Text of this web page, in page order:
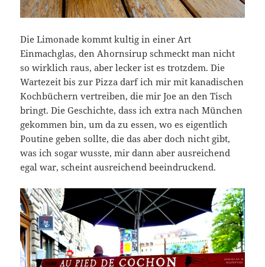
Die Limonade kommt kultig in einer Art
Einmachglas, den Ahornsirup schmeckt man nicht
so wirklich raus, aber lecker ist es trotzdem. Die
Wartezeit bis zur Pizza darf ich mir mit kanadischen
Kochbüchern vertreiben, die mir Joe an den Tisch
bringt. Die Geschichte, dass ich extra nach München
gekommen bin, um da zu essen, wo es eigentlich
Poutine geben sollte, die das aber doch nicht gibt,
was ich sogar wusste, mir dann aber ausreichend
egal war, scheint ausreichend beeindruckend.